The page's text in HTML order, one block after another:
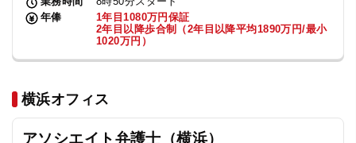
年俸
1年目1080万円保証
2年目以降歩合制（2年目以降平均1890万円/最小
1020万円）
横浜オフィス
アソシエイト弁護士（横浜）